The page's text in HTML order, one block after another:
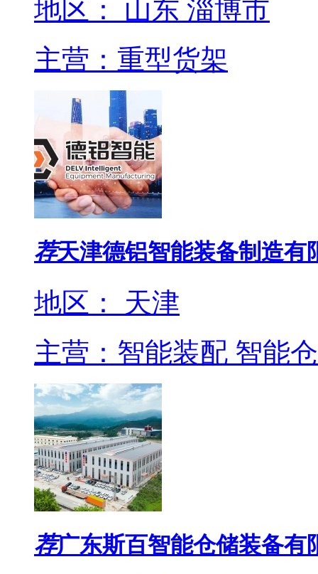
地区： 山东 淄博市
主营：重型货架
荐天津德铝智能装备制造有
地区： 天津
主营：智能装配 智能
荐广东斯百智能仓储装备有